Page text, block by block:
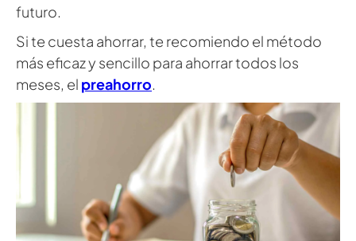
futuro.
Si te cuesta ahorrar, te recomiendo el método
más eficaz y sencillo para ahorrar todos los
meses, el preahorro.